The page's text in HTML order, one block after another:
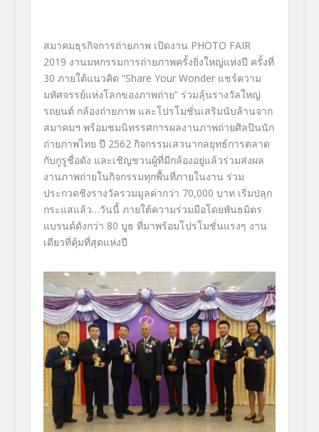
สมาคมธุรกิจการถ่ายภาพ เปิดงาน PHOTO FAIR
2019 งานมหกรรมการถ่ายภาพครั้งยิ่งใหญ่แห่งปี ครั้งที่
30 ภายใต้แนวคิด “Share Your Wonder แชร์ความ
มหัศจรรย์แห่งโลกของภาพถ่าย” ร่วมลุ้นรางวัลใหญ่
รถยนต์ กล้องถ่ายภาพ และโปรโมชั่นเสริมนับล้านจาก
สมาคมฯ พร้อมชมนิทรรศการผลงานภาพถ่ายศิลปินนัก
ถ่ายภาพไทย ปี 2562 กิจกรรมเสวนากลยุทธ์การตลาด
กับกูรูชื่อดัง และเชิญชวนผู้ที่มีกล้องอยู่แล้วร่วมส่งผล
งานภาพถ่ายในกิจกรรมทุกพื้นที่ภายในงาน ร่วม
ประกวดชิงรางวัลรวมมูลค่ากว่า 70,000 บาท เริ่มปลุก
กระแสแล้ว…วันนี้ ภายใต้ความร่วมมือโดยพันธมิตร
แบรนด์ดังกว่า 80 บูธ ที่มาพร้อมโปรโมชั่นแรงๆ งาน
เดียวที่คุ้มที่สุดแห่งปี